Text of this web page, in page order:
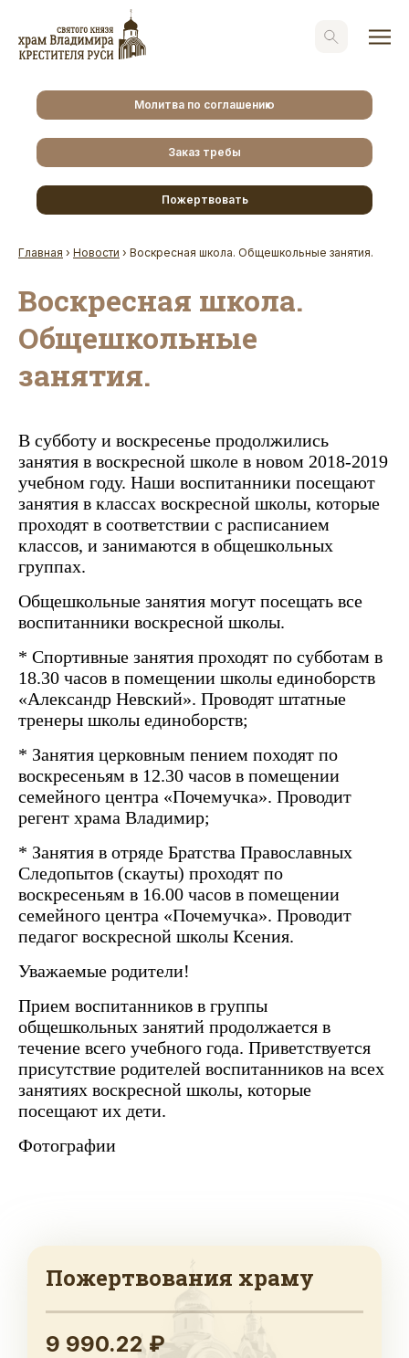
Молитва по соглашению
Заказ требы
Пожертвовать
Главная › Новости › Воскресная школа. Общешкольные занятия.
Воскресная школа.
Общешкольные
занятия.
В субботу и воскресенье продолжились
занятия в воскресной школе в новом 2018-2019
учебном году. Наши воспитанники посещают
занятия в классах воскресной школы, которые
проходят в соответствии с расписанием
классов, и занимаются в общешкольных
группах.
Общешкольные занятия могут посещать все
воспитанники воскресной школы.
* Спортивные занятия проходят по субботам в
18.30 часов в помещении школы единоборств
«Александр Невский». Проводят штатные
тренеры школы единоборств;
* Занятия церковным пением походят по
воскресеньям в 12.30 часов в помещении
семейного центра «Почемучка». Проводит
регент храма Владимир;
* Занятия в отряде Братства Православных
Следопытов (скауты) проходят по
воскресеньям в 16.00 часов в помещении
семейного центра «Почемучка». Проводит
педагог воскресной школы Ксения.
Уважаемые родители!
Прием воспитанников в группы
общешкольных занятий продолжается в
течение всего учебного года. Приветствуется
присутствие родителей воспитанников на всех
занятиях воскресной школы, которые
посещают их дети.
Фотографии
Пожертвования храму
9 990.22 ₽